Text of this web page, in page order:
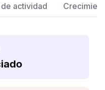
actividad